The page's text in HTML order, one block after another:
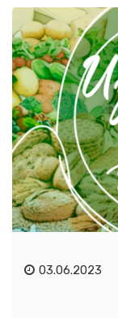
03.06.2023